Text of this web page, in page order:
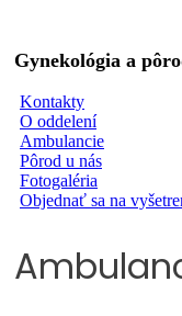
Gynekológia a
Kontakty
O oddelení
Ambulancie
Pôrod u nás
Fotogaléria
Objednať sa na